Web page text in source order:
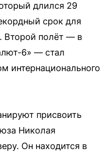
длился 29
срок для
Второй полёт — в
6» — стал
интернационального
присвоить
Николая
Он находится в